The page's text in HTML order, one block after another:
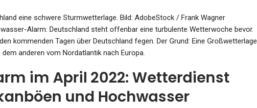
eine schwere Sturmwetterlage. Bild: AdobeStock / Frank Wagner
Alarm: Deutschland steht offenbar eine turbulente Wetterwoche bevor.
kommenden Tagen über Deutschland fegen. Der Grund: Eine Großwetterlage
anderen vom Nordatlantik nach Europa.
im April 2022: Wetterdienst
und Hochwasser
Bei Aldi
Walldorf :
In…
Jan 15, 2024
Zwei Siege In Mannheim :
Eisbärinnen Setzen Dicke…
Admin Oct 9, 2023